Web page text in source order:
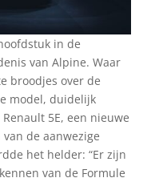
in de
van Alpine. Waar
broodjes over de
model, duidelijk
5E, een nieuwe
de aanwezige
het helder: “Er zijn
van de Formule